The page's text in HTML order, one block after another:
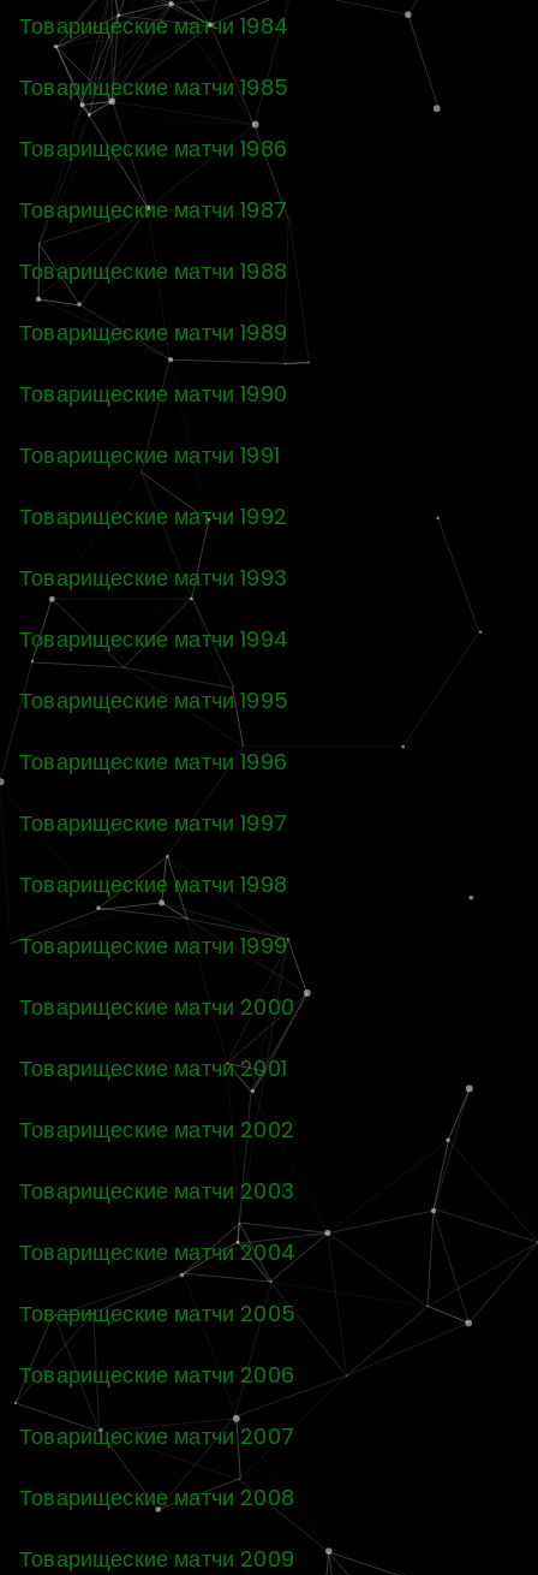
Товарищеские матчи 1984
Товарищеские матчи 1985
Товарищеские матчи 1986
Товарищеские матчи 1987
Товарищеские матчи 1988
Товарищеские матчи 1989
Товарищеские матчи 1990
Товарищеские матчи 1991
Товарищеские матчи 1992
Товарищеские матчи 1993
Товарищеские матчи 1994
Товарищеские матчи 1995
Товарищеские матчи 1996
Товарищеские матчи 1997
Товарищеские матчи 1998
Товарищеские матчи 1999
Товарищеские матчи 2000
Товарищеские матчи 2001
Товарищеские матчи 2002
Товарищеские матчи 2003
Товарищеские матчи 2004
Товарищеские матчи 2005
Товарищеские матчи 2006
Товарищеские матчи 2007
Товарищеские матчи 2008
Товарищеские матчи 2009